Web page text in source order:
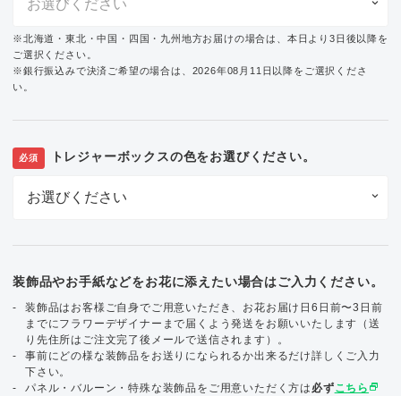
※北海道・東北・中国・四国・九州地方お届けの場合は、本日より3日後以降を
ご選択ください。
※銀行振込みで決済ご希望の場合は、2026年08月11日以降をご選択くださ
い。
必須 トレジャーボックスの色をお選びください。
装飾品やお手紙などをお花に添えたい場合はご入力ください。
装飾品はお客様ご自身でご用意いただき、お花お届け日6日前〜3日前
までにフラワーデザイナーまで届くよう発送をお願いいたします（送
り先住所はご注文完了後メールで送信されます）。
事前にどの様な装飾品をお送りになられるか出来るだけ詳しくご入力
下さい。
パネル・バルーン・特殊な装飾品をご用意いただく方は 必ずこちら select_window